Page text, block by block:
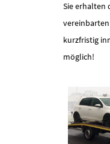
Sie erhalten
kurzfristig
möglich!